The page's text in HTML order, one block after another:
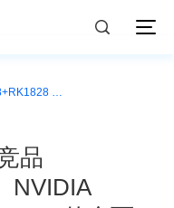
RK3588+RK1828 与竞品（RK3576+RK1820、NVIDIA Jetson Orin（NX/AGX））的全面对比分析
品
NVIDIA